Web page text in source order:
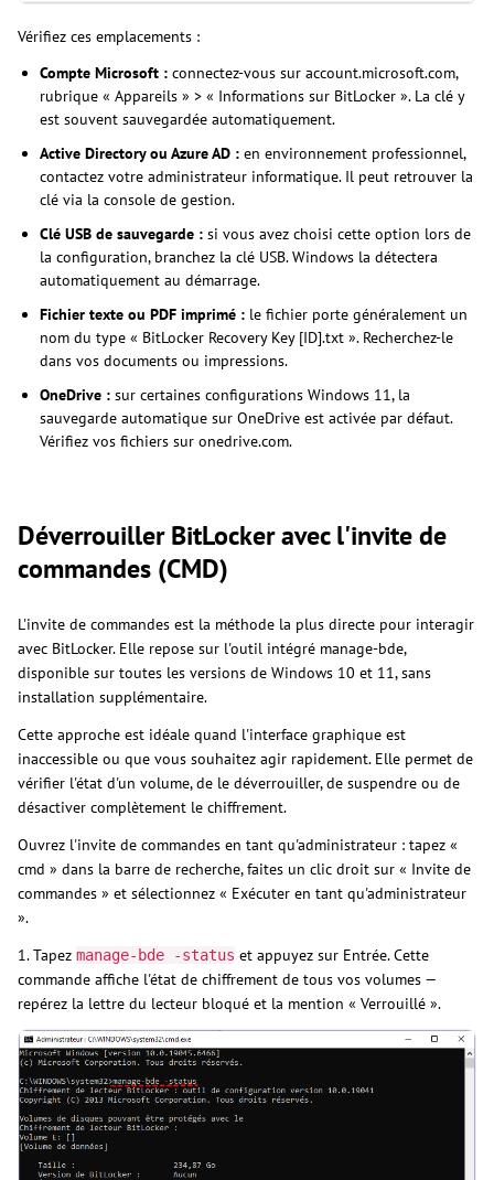
Vérifiez ces emplacements :
Compte Microsoft : connectez-vous sur account.microsoft.com,
rubrique « Appareils » > « Informations sur BitLocker ». La clé y
est souvent sauvegardée automatiquement.
Active Directory ou Azure AD : en environnement professionnel,
contactez votre administrateur informatique. Il peut retrouver la
clé via la console de gestion.
Clé USB de sauvegarde : si vous avez choisi cette option lors de
la configuration, branchez la clé USB. Windows la détectera
automatiquement au démarrage.
Fichier texte ou PDF imprimé : le fichier porte généralement un
nom du type « BitLocker Recovery Key [ID].txt ». Recherchez-le
dans vos documents ou impressions.
OneDrive : sur certaines configurations Windows 11, la
sauvegarde automatique sur OneDrive est activée par défaut.
Vérifiez vos fichiers sur onedrive.com.
Déverrouiller BitLocker avec l'invite de
commandes (CMD)
L'invite de commandes est la méthode la plus directe pour interagir
avec BitLocker. Elle repose sur l'outil intégré manage-bde,
disponible sur toutes les versions de Windows 10 et 11, sans
installation supplémentaire.
Cette approche est idéale quand l'interface graphique est
inaccessible ou que vous souhaitez agir rapidement. Elle permet de
vérifier l'état d'un volume, de le déverrouiller, de suspendre ou de
désactiver complètement le chiffrement.
Ouvrez l'invite de commandes en tant qu'administrateur : tapez «
cmd » dans la barre de recherche, faites un clic droit sur « Invite de
commandes » et sélectionnez « Exécuter en tant qu'administrateur
».
1. Tapez manage-bde -status et appuyez sur Entrée. Cette
commande affiche l'état de chiffrement de tous vos volumes —
repérez la lettre du lecteur bloqué et la mention « Verrouillé ».